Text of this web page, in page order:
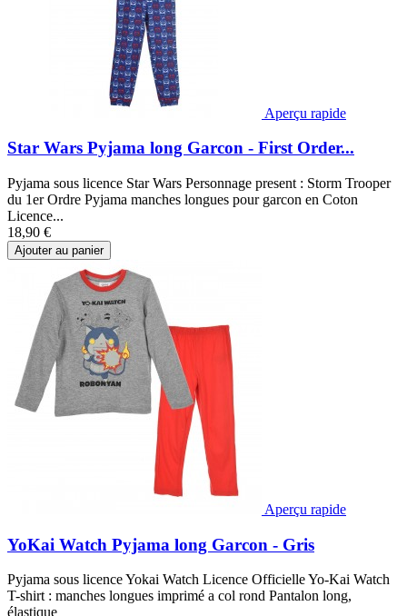
Aperçu rapide
Star Wars Pyjama long Garcon - First Order...
Pyjama sous licence Star Wars Personnage present : Storm Trooper
du 1er Ordre Pyjama manches longues pour garcon en Coton
Licence...
18,90 €
Ajouter au panier
Aperçu rapide
YoKai Watch Pyjama long Garcon - Gris
Pyjama sous licence Yokai Watch Licence Officielle Yo-Kai Watch
T-shirt : manches longues imprimé a col rond Pantalon long,
élastique